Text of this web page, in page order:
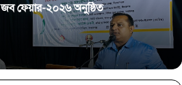
জব ফেয়ার-২০২৬ অনুষ্ঠিত